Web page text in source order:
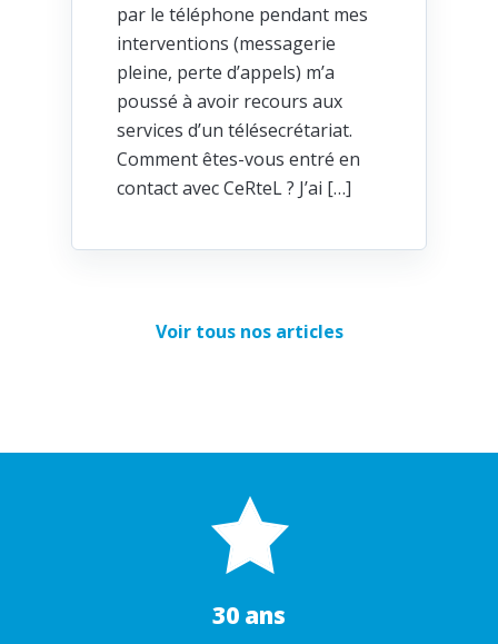
par le téléphone pendant mes
interventions (messagerie
pleine, perte d’appels) m’a
poussé à avoir recours aux
services d’un télésecrétariat.
Comment êtes-vous entré en
contact avec CeRteL ? J’ai […]
Voir tous nos articles
30 ans